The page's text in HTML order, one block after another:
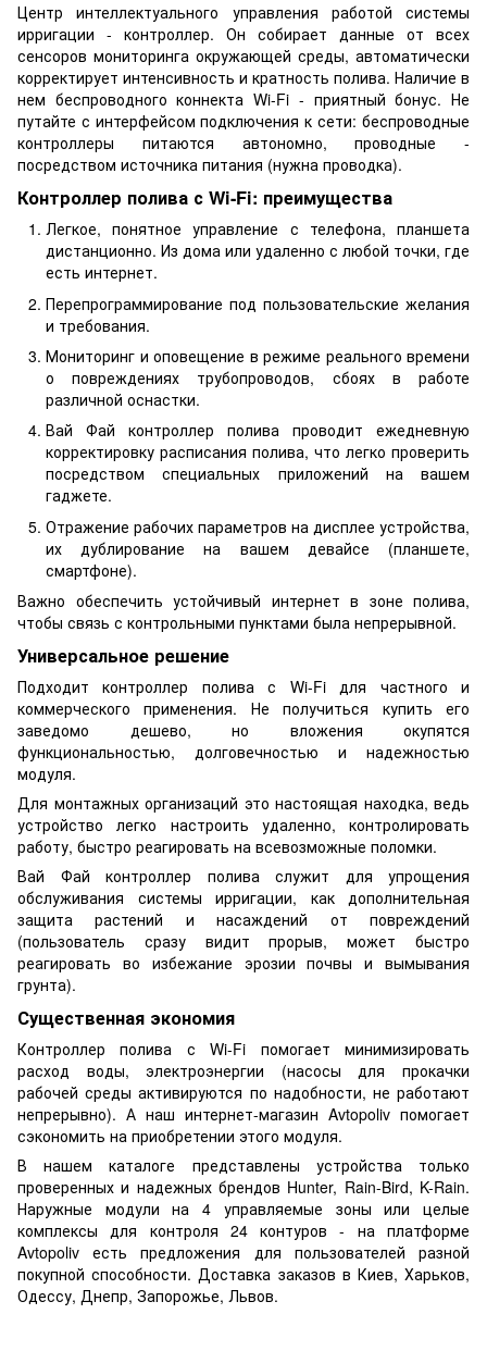
Центр интеллектуального управления работой системы
ирригации - контроллер. Он собирает данные от всех
сенсоров мониторинга окружающей среды, автоматически
корректирует интенсивность и кратность полива. Наличие в
нем беспроводного коннекта Wi-Fi - приятный бонус. Не
путайте с интерфейсом подключения к сети: беспроводные
контроллеры питаются автономно, проводные -
посредством источника питания (нужна проводка).
Контроллер полива с Wi-Fi: преимущества
Легкое, понятное управление с телефона, планшета
дистанционно. Из дома или удаленно с любой точки, где
есть интернет.
Перепрограммирование под пользовательские желания
и требования.
Мониторинг и оповещение в режиме реального времени
о повреждениях трубопроводов, сбоях в работе
различной оснастки.
Вай Фай контроллер полива проводит ежедневную
корректировку расписания полива, что легко проверить
посредством специальных приложений на вашем
гаджете.
Отражение рабочих параметров на дисплее устройства,
их дублирование на вашем девайсе (планшете,
смартфоне).
Важно обеспечить устойчивый интернет в зоне полива,
чтобы связь с контрольными пунктами была непрерывной.
Универсальное решение
Подходит контроллер полива с Wi-Fi для частного и
коммерческого применения. Не получиться купить его
заведомо дешево, но вложения окупятся
функциональностью, долговечностью и надежностью
модуля.
Для монтажных организаций это настоящая находка, ведь
устройство легко настроить удаленно, контролировать
работу, быстро реагировать на всевозможные поломки.
Вай Фай контроллер полива служит для упрощения
обслуживания системы ирригации, как дополнительная
защита растений и насаждений от повреждений
(пользователь сразу видит прорыв, может быстро
реагировать во избежание эрозии почвы и вымывания
грунта).
Существенная экономия
Контроллер полива с Wi-Fi помогает минимизировать
расход воды, электроэнергии (насосы для прокачки
рабочей среды активируются по надобности, не работают
непрерывно). А наш интернет-магазин Avtopoliv помогает
сэкономить на приобретении этого модуля.
В нашем каталоге представлены устройства только
проверенных и надежных брендов Hunter, Rain-Bird, K-Rain.
Наружные модули на 4 управляемые зоны или целые
комплексы для контроля 24 контуров - на платформе
Avtopoliv есть предложения для пользователей разной
покупной способности. Доставка заказов в Киев, Харьков,
Одессу, Днепр, Запорожье, Львов.